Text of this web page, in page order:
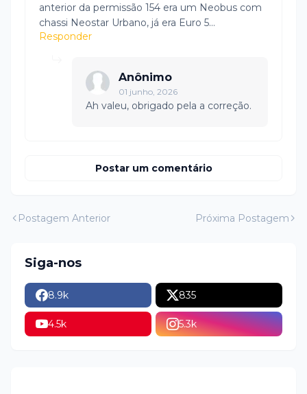
anterior da permissão 154 era um Neobus com
chassi Neostar Urbano, já era Euro 5...
Responder
Anônimo
01 junho, 2026
Ah valeu, obrigado pela a correção.
Postar um comentário
Postagem Anterior Próxima Postagem
Siga-nos
8.9k 835
4.5k 5.3k